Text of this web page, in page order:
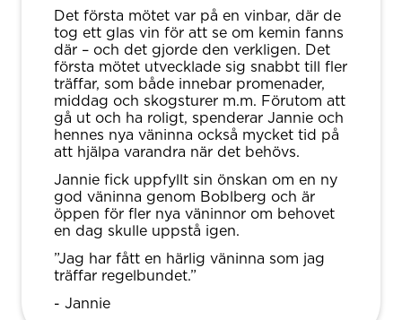
Det första mötet var på en vinbar, där de
tog ett glas vin för att se om kemin fanns
där – och det gjorde den verkligen. Det
första mötet utvecklade sig snabbt till fler
träffar, som både innebar promenader,
middag och skogsturer m.m. Förutom att
gå ut och ha roligt, spenderar Jannie och
hennes nya väninna också mycket tid på
att hjälpa varandra när det behövs.
Jannie fick uppfyllt sin önskan om en ny
god väninna genom Boblberg och är
öppen för fler nya väninnor om behovet
en dag skulle uppstå igen.
”Jag har fått en härlig väninna som jag
träffar regelbundet.”
- Jannie